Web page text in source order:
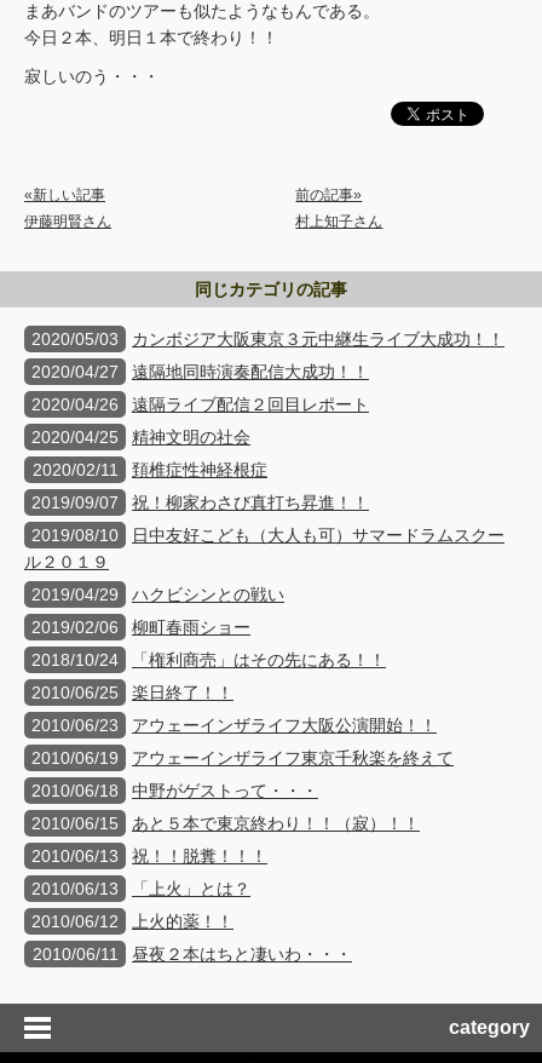
まあバンドのツアーも似たようなもんである。
今日２本、明日１本で終わり！！
寂しいのう・・・
«新しい記事
伊藤明賢さん
前の記事»
村上知子さん
同じカテゴリの記事
2020/05/03
カンボジア大阪東京３元中継生ライブ大成功！！
2020/04/27
遠隔地同時演奏配信大成功！！
2020/04/26
遠隔ライブ配信２回目レポート
2020/04/25
精神文明の社会
2020/02/11
頚椎症性神経根症
2019/09/07
祝！柳家わさび真打ち昇進！！
2019/08/10
日中友好こども（大人も可）サマードラムスクー
ル２０１９
2019/04/29
ハクビシンとの戦い
2019/02/06
柳町春雨ショー
2018/10/24
「権利商売」はその先にある！！
2010/06/25
楽日終了！！
2010/06/23
アウェーインザライフ大阪公演開始！！
2010/06/19
アウェーインザライフ東京千秋楽を終えて
2010/06/18
中野がゲストって・・・
2010/06/15
あと５本で東京終わり！！（寂）！！
2010/06/13
祝！！脱糞！！！
2010/06/13
「上火」とは？
2010/06/12
上火的薬！！
2010/06/11
昼夜２本はちと凄いわ・・・
category